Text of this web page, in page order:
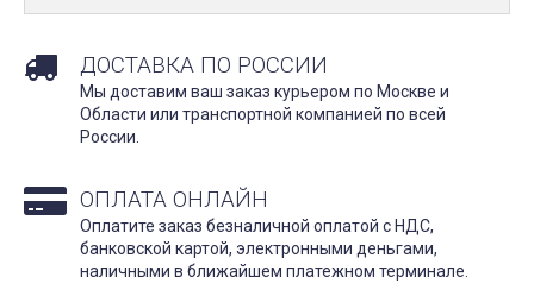
ДОСТАВКА ПО РОССИИ
Мы доставим ваш заказ курьером по Москве и
Области или транспортной компанией по всей
России.
ОПЛАТА ОНЛАЙН
Оплатите заказ безналичной оплатой с НДС,
банковской картой, электронными деньгами,
наличными в ближайшем платежном терминале.